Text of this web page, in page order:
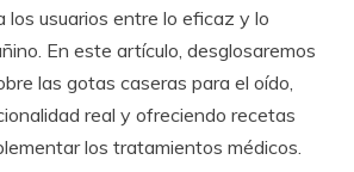
los usuarios entre lo eficaz y lo
En este artículo, desglosaremos
las gotas caseras para el oído,
real y ofreciendo recetas
los tratamientos médicos.